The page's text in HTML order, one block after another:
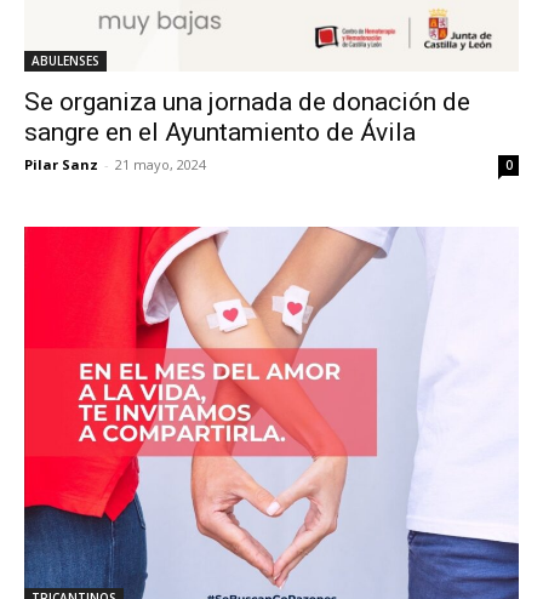
ABULENSES
Se organiza una jornada de donación de
sangre en el Ayuntamiento de Ávila
Pilar Sanz - 21 mayo, 2024 0